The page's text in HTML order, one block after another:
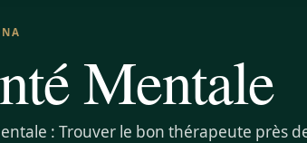
Mentale
: Trouver le bon thérapeute près